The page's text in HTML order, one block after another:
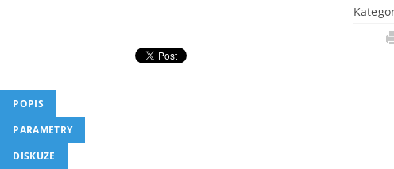
POPIS
PARAMETRY
DISKUZE